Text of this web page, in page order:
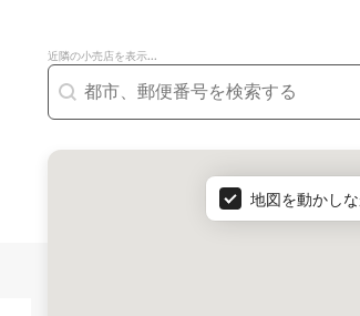
ト・フィルター・アクセサリー
近隣の小売店を表示...
ジオロク
Géolocalisation
地図
地図を動かし